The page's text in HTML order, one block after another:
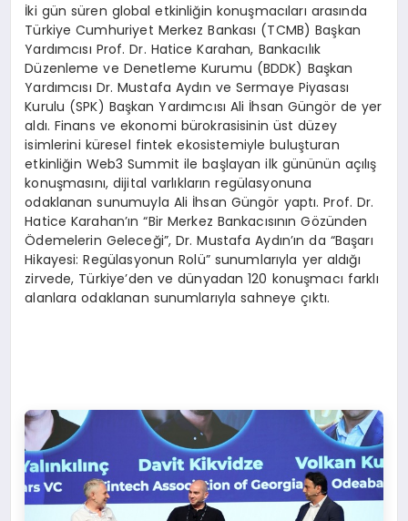
İki gün süren global etkinliğin konuşmacıları arasında
Türkiye Cumhuriyet Merkez Bankası (TCMB) Başkan
Yardımcısı Prof. Dr. Hatice Karahan, Bankacılık
Düzenleme ve Denetleme Kurumu (BDDK) Başkan
Yardımcısı Dr. Mustafa Aydın ve Sermaye Piyasası
Kurulu (SPK) Başkan Yardımcısı Ali İhsan Güngör de yer
aldı. Finans ve ekonomi bürokrasisinin üst düzey
isimlerini küresel fintek ekosistemiyle buluşturan
etkinliğin Web3 Summit ile başlayan ilk gününün açılış
konuşmasını, dijital varlıkların regülasyonuna
odaklanan sunumuyla Ali İhsan Güngör yaptı. Prof. Dr.
Hatice Karahan’ın “Bir Merkez Bankacısının Gözünden
Ödemelerin Geleceği”, Dr. Mustafa Aydın’ın da “Başarı
Hikayesi: Regülasyonun Rolü” sunumlarıyla yer aldığı
zirvede, Türkiye’den ve dünyadan 120 konuşmacı farklı
alanlara odaklanan sunumlarıyla sahneye çıktı.